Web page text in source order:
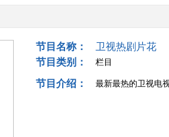
节目名称：
卫视热剧片花
节目类别：
栏目
节目介绍： 最新最热的卫视电